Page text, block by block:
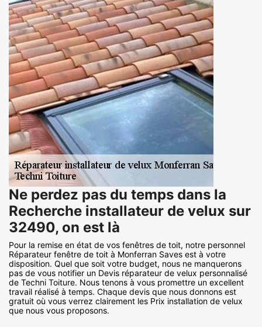
Ne perdez pas du temps dans la
Recherche installateur de velux sur
32490, on est là
Pour la remise en état de vos fenêtres de toit, notre personnel
Réparateur fenêtre de toit à Monferran Saves est à votre
disposition. Quel que soit votre budget, nous ne manquerons
pas de vous notifier un Devis réparateur de velux personnalisé
de Techni Toiture. Nous tenons à vous promettre un excellent
travail réalisé à temps. Chaque devis que nous donnons est
gratuit où vous verrez clairement les Prix installation de velux
que nous vous proposons.